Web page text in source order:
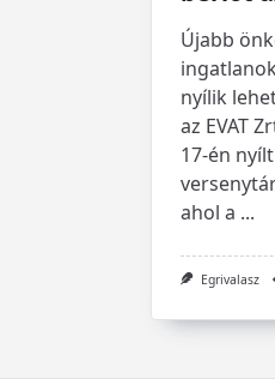
Újabb
nyílik
az EVAT
17-én nyílt
ahol a ...
Egrivalasz